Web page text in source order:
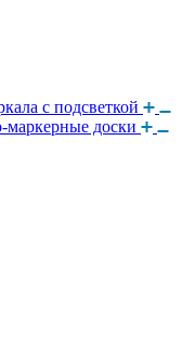
с подсветкой
доски